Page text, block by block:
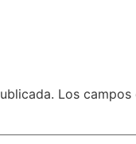
Los